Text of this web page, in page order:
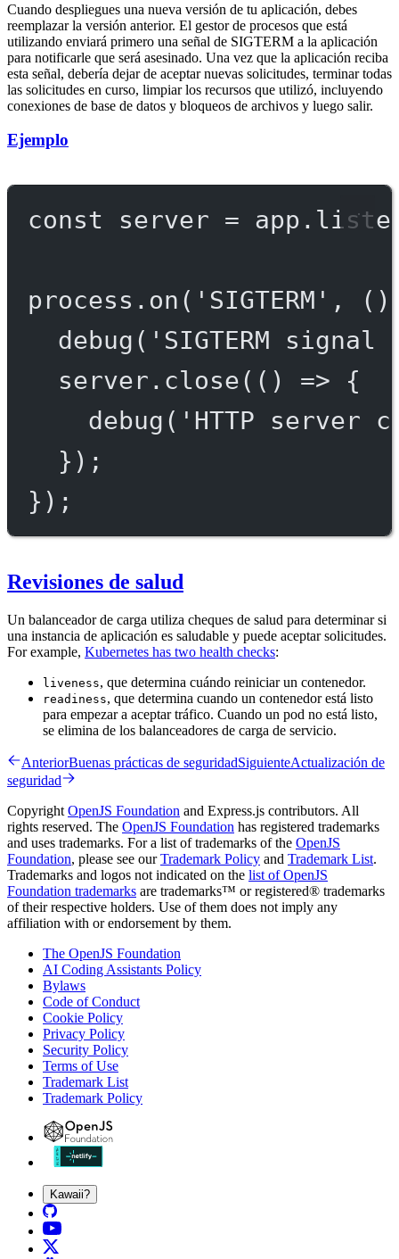
Cuando despliegues una nueva versión de tu aplicación, debes
reemplazar la versión anterior. El gestor de procesos que está
utilizando enviará primero una señal de SIGTERM a la aplicación
para notificarle que será asesinado. Una vez que la aplicación reciba
esta señal, debería dejar de aceptar nuevas solicitudes, terminar todas
las solicitudes en curso, limpiar los recursos que utilizó, incluyendo
conexiones de base de datos y bloqueos de archivos y luego salir.
Ejemplo
const server = app.
process. on ( 'SIGTERM' ,
debug ( 'SIGTERM
server. close(() => {
debug ( 'HTTP server
});
});
Revisiones de salud
Un balanceador de carga utiliza cheques de salud para determinar si
una instancia de aplicación es saludable y puede aceptar solicitudes.
For example, Kubernetes has two health checks:
liveness, que determina cuándo reiniciar un contenedor.
readiness, que determina cuando un contenedor está listo
para empezar a aceptar tráfico. Cuando un pod no está listo,
se elimina de los balanceadores de carga de servicio.
AnteriorBuenas prácticas de seguridadSiguienteActualización de
seguridad
Copyright OpenJS Foundation and Express.js contributors. All
rights reserved. The OpenJS Foundation has registered trademarks
and uses trademarks. For a list of trademarks of the OpenJS
Foundation, please see ourTrademark Policy and Trademark List.
Trademarks and logos not indicated on the list of OpenJS
Foundation trademarks are trademarks™ or registered® trademarks
of their respective holders. Use of them does not imply any
affiliation with or endorsement by them.
The OpenJS Foundation
AI Coding Assistants Policy
Bylaws
Code of Conduct
Cookie Policy
Privacy Policy
Security Policy
Terms of Use
Trademark List
Trademark Policy
Kawaii?